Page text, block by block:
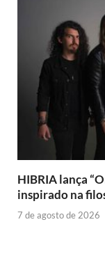
HIBRIA lança
inspirado na
7 de agosto de 2026